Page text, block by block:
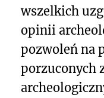
wszelkich
opinii
pozwoleń na
porzuconych